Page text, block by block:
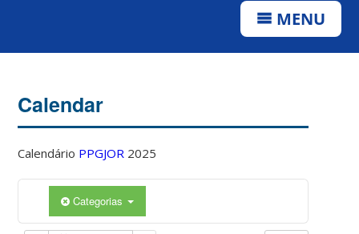
MENU
Calendar
Calendário PPGJOR 2025
Categorias